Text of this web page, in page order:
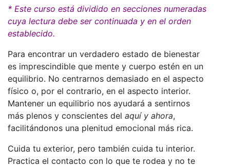
* Este curso está dividido en secciones numeradas
cuya lectura debe ser continuada y en el orden
establecido.
Para encontrar un verdadero estado de bienestar
es imprescindible que mente y cuerpo estén en un
equilibrio. No centrarnos demasiado en el aspecto
físico o, por el contrario, en el aspecto interior.
Mantener un equilibrio nos ayudará a sentirnos
más plenos y conscientes del aquí y ahora,
facilitándonos una plenitud emocional más rica.
Cuida tu exterior, pero también cuida tu interior.
Practica el contacto con lo que te rodea y no te